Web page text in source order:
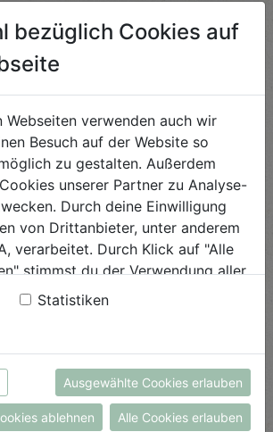
Mediterrane Tomaten-
Galette
leicht
ANSEHEN
Fruchtiger Salat mit
Kaviarlimette
Schwierigkeit
leicht
Sellerie-Steak
bezüglich Cookies auf
Webseiten verwenden auch wir
Besuch auf der Website so
zu gestalten. Außerdem
unserer Partner zu Analyse-
Durch deine Einwilligung
von Drittanbieter, unter anderem
verarbeitet. Durch Klick auf "Alle
stimmst du der Verwendung aller
"Details anzeigen" findest du alle
Cookies, du kannst
welche Cookies du erlauben
findest du in unserer
bzw. imImpressum
Statistiken
Ausgewählte Cookies erlauben
ablehnen Alle Cookies erlauben